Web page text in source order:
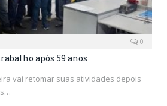
0
após 59 anos
vai retomar suas atividades depois